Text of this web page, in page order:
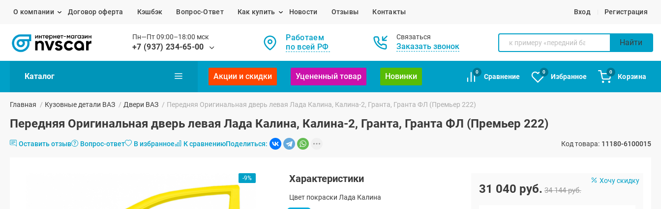
О компании Договор оферта Кэшбэк Вопрос-Ответ Как купить Новости Отзывы Контакты Вход Регистрация
Пн—Пт 09:00–18:00 мск
+7 (937) 234-65-00
Работаем
по всей РФ
Связаться
Заказать звонок Найти
Каталог Акции и скидки Уцененный товар Новинки
0
Сравнение
0
Избранное
0
Корзина
Главная / Кузовные детали ВАЗ / Двери ВАЗ / Передняя Оригинальная дверь левая Лада Калина, Калина-2, Гранта, Гранта ФЛ (Премьер 222)
Передняя Оригинальная дверь левая Лада Калина, Калина-2, Гранта, Гранта ФЛ (Премьер 222)
Оставить отзыв Вопрос-ответ В избранное К сравнениюПоделиться: Код товара: 11180-6100015
-9% Характеристики
Цвет покраски Лада Калина
Хочу скидку
31 040 руб. 34 144 руб.